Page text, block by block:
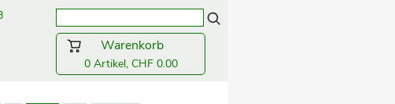
Warenkorb
0 Artikel, CHF 0.00